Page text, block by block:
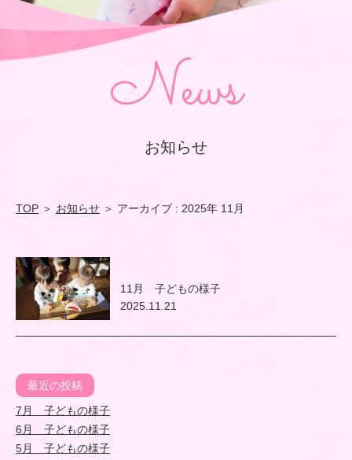
News
お知らせ
TOP ＞ お知らせ ＞ アーカイブ : 2025年 11月
11月 子どもの様子
2025.11.21
最近の投稿
7月 子どもの様子
6月 子どもの様子
5月 子どもの様子